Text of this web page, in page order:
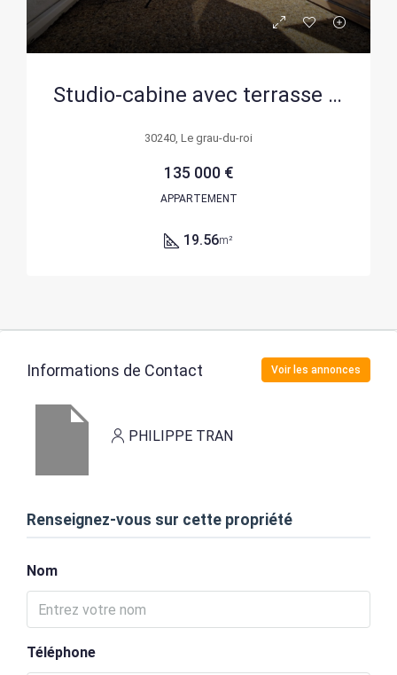
Studio-cabine avec terrasse et garage au Grau-du-Roi – Idéal vacances
30240, Le grau-du-roi
135 000 €
APPARTEMENT
19.56m²
Informations de Contact Voir les annonces
PHILIPPE TRAN
Renseignez-vous sur cette propriété
Nom
Téléphone